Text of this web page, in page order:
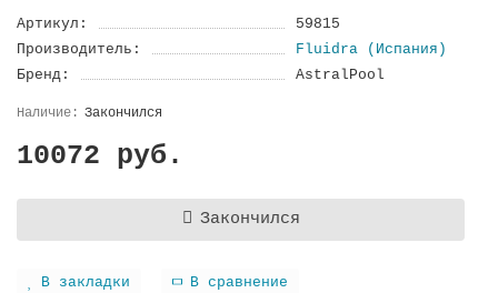
Артикул:
59815
Производитель:
Fluidra (Испания)
Бренд:
AstralPool
Закончился
10072 руб.
Закончился
В закладки В сравнение